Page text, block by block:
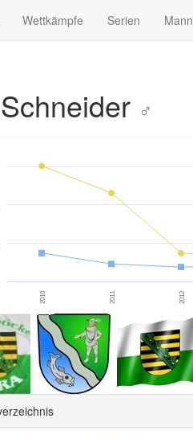
Wettkämpfe Serien
♂
2010 2011 2012